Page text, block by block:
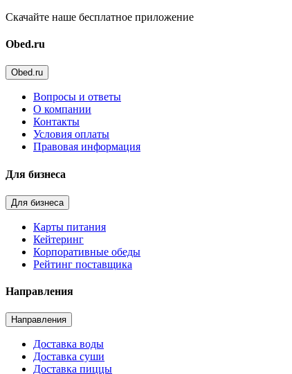
Скачайте наше бесплатное приложение
Obed.ru
Obed.ru
Вопросы и ответы
О компании
Контакты
Условия оплаты
Правовая информация
Для бизнеса
Для бизнеса
Карты питания
Кейтеринг
Корпоративные обеды
Рейтинг поставщика
Направления
Направления
Доставка воды
Доставка суши
Доставка пиццы